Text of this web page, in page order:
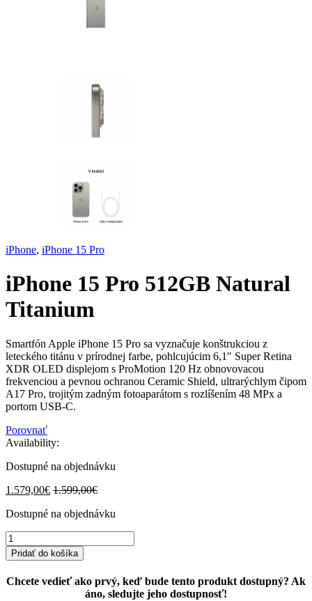
iPhone, iPhone 15 Pro
iPhone 15 Pro 512GB Natural
Titanium
Smartfón Apple iPhone 15 Pro sa vyznačuje konštrukciou z
leteckého titánu v prírodnej farbe, pohlcujúcim 6,1″ Super Retina
XDR OLED displejom s ProMotion 120 Hz obnovovacou
frekvenciou a pevnou ochranou Ceramic Shield, ultrarýchlym čipom
A17 Pro, trojitým zadným fotoaparátom s rozlíšením 48 MPx a
portom USB-C.
Porovnať
Availability:
Dostupné na objednávku
1.579,00€ 1.599,00€
Dostupné na objednávku
iPhone
15
Pro
Natural
Pridať do košíka
Chcete vedieť ako prvý, keď bude tento produkt dostupný? Ak
áno, sledujte jeho dostupnosť!